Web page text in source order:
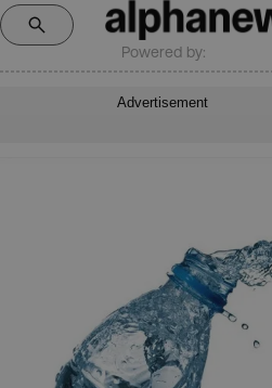
Powered by:
Advertisement